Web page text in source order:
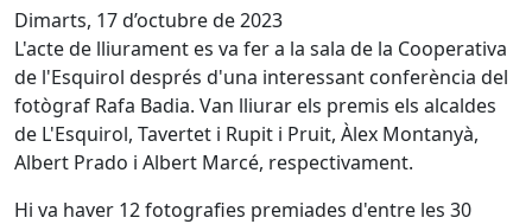
Dimarts, 17 d’octubre de 2023
L'acte de lliurament es va fer a la sala de la Cooperativa
de l'Esquirol després d'una interessant conferència del
fotògraf Rafa Badia. Van lliurar els premis els alcaldes
de L'Esquirol, Tavertet i Rupit i Pruit, Àlex Montanyà,
Albert Prado i Albert Marcé, respectivament.
Hi va haver 12 fotografies premiades d'entre les 30